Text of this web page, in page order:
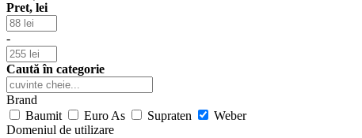
Pret, lei
-
Caută în categorie
Brand
Baumit
Euro As Supraten
Weber
Domeniul de utilizare